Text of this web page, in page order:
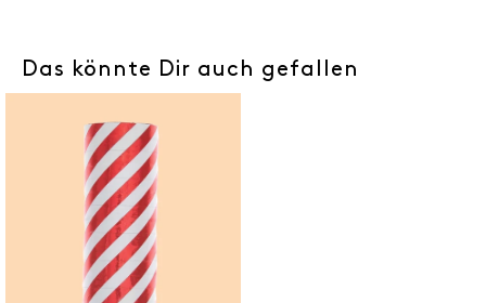
Das könnte Dir auch gefallen